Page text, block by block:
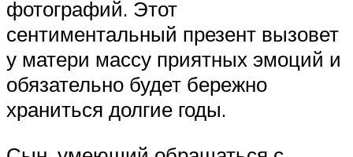
фотографий. Этот
сентиментальный презент вызовет
у матери массу приятных эмоций и
обязательно будет бережно
храниться долгие годы.